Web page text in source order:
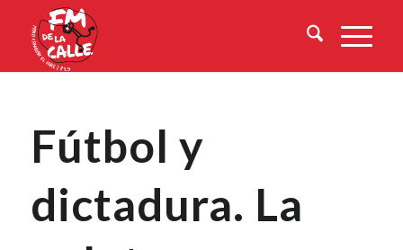
Fútbol y
dictadura. La